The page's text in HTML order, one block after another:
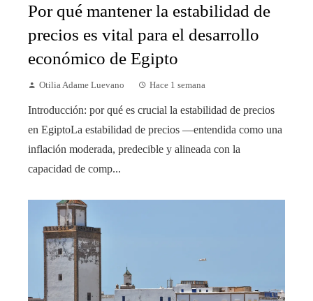
Por qué mantener la estabilidad de
precios es vital para el desarrollo
económico de Egipto
Otilia Adame Luevano Hace 1 semana
Introducción: por qué es crucial la estabilidad de precios
en EgiptoLa estabilidad de precios —entendida como una
inflación moderada, predecible y alineada con la
capacidad de comp...